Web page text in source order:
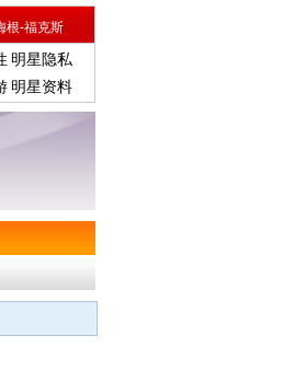
根-福克斯
明星隐私
明星资料